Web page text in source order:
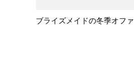
ブライズメイドの冬季オフ